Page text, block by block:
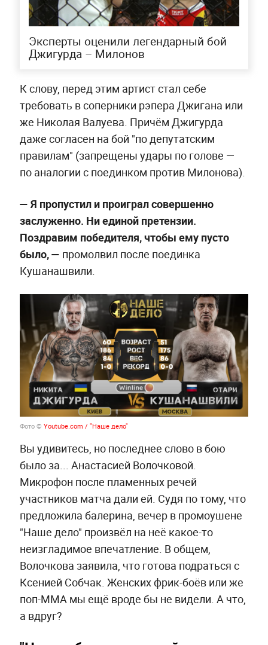
Эксперты оценили легендарный бой
Джигурда – Милонов
К слову, перед этим артист стал себе
требовать в соперники рэпера Джигана или
же Николая Валуева. Причём Джигурда
даже согласен на бой "по депутатским
правилам" (запрещены удары по голове —
по аналогии с поединком против Милонова).
— Я пропустил и проиграл совершенно
заслуженно. Ни единой претензии.
Поздравим победителя, чтобы ему пусто
было, — промолвил после поединка
Кушанашвили.
Фото © Youtube.com / "Наше дело"
Вы удивитесь, но последнее слово в бою
было за... Анастасией Волочковой.
Микрофон после пламенных речей
участников матча дали ей. Судя по тому, что
предложила балерина, вечер в промоушене
"Наше дело" произвёл на неё какое-то
неизгладимое впечатление. В общем,
Волочкова заявила, что готова подраться с
Ксенией Собчак. Женских фрик-боёв или же
поп-ММА мы ещё вроде бы не видели. А что,
а вдруг?